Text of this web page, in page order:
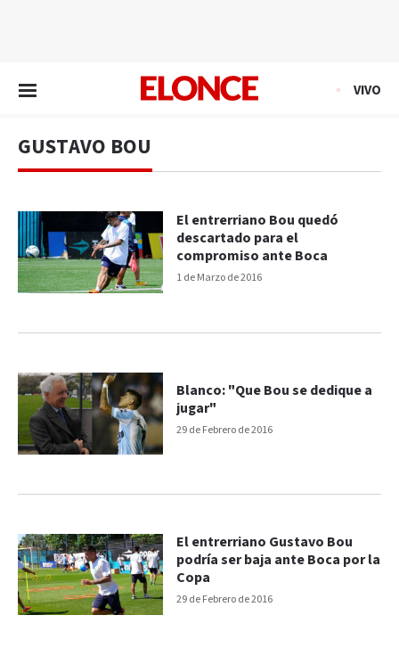
VIVO
GUSTAVO BOU
1 de Marzo de 2016
El entrerriano Bou quedó
descartado para el
compromiso ante Boca
29 de Febrero de 2016
Blanco: "Que Bou se dedique a
jugar"
29 de Febrero de 2016
El entrerriano Gustavo Bou
podría ser baja ante Boca por la
Copa